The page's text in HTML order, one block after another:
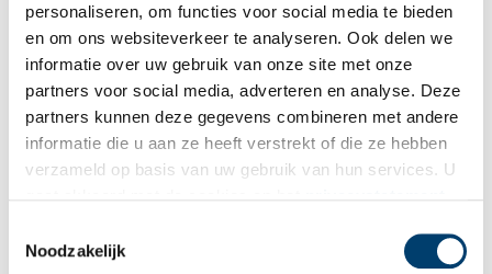
personaliseren, om functies voor social media te bieden
en om ons websiteverkeer te analyseren. Ook delen we
informatie over uw gebruik van onze site met onze
partners voor social media, adverteren en analyse. Deze
partners kunnen deze gegevens combineren met andere
informatie die u aan ze heeft verstrekt of die ze hebben
verzameld op basis van uw gebruik van hun services. U
Noodzakelijk
De jeugdige zomers van Dr. W.A. Visser ’t Hooft
De familie Visser ’t Hooft woonde in de 19e en het begin van
de 20e eeuw in grote buitenhuizen. Caspar Visser ’t Hooft
geeft van de kleurrijke karakters die er woonden.